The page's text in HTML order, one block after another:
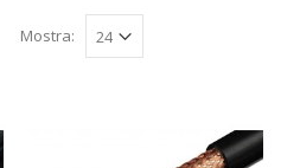
Mostra: